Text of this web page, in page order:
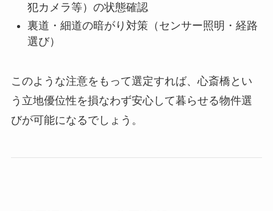
犯カメラ等）の状態確認
裏道・細道の暗がり対策（センサー照明・経路
選び）
このような注意をもって選定すれば、心斎橋とい
う立地優位性を損なわず安心して暮らせる物件選
びが可能になるでしょう。